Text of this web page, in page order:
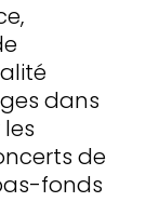
dans
de
fonds